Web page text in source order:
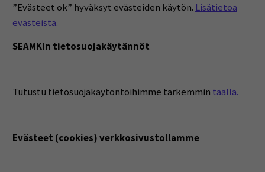
”Evästeet ok” hyväksyt evästeiden käytön. Lisätietoa
evästeistä.
SEAMKin tietosuojakäytännöt
Tutustu tietosuojakäytöntöihimme tarkemmin täällä.
Evästeet (cookies) verkkosivustollamme